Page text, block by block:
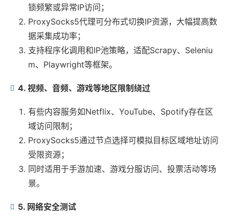
锁频繁或异常IP访问；
ProxySocks5代理可分布式切换IP资源，大幅提高数
据采集成功率；
支持程序化调用和IP池策略，适配Scrapy、Seleniu
m、Playwright等框架。
4. 视频、音频、游戏等地区限制绕过
有些内容服务如Netflix、YouTube、Spotify存在区
域访问限制；
ProxySocks5通过节点选择可模拟目标区域地址访问
受限资源；
同时适用于手游加速、游戏分服访问、投票活动等场
景。
5. 网络安全测试